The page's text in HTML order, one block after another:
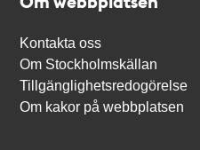
Kontakta oss
Om Stockholmskällan
Tillgänglighetsredogörelse
Om kakor på webbplatsen